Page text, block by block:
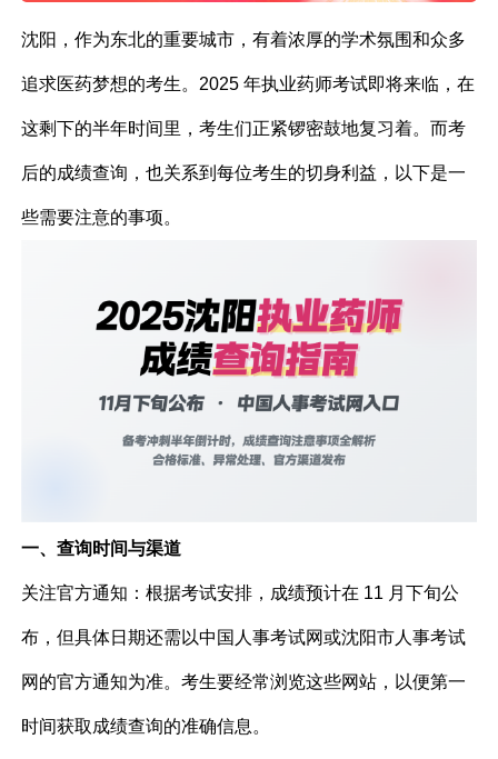
沈阳，作为东北的重要城市，有着浓厚的学术氛围和众多
追求医药梦想的考生。2025 年执业药师考试即将来临，在
这剩下的半年时间里，考生们正紧锣密鼓地复习着。而考
后的成绩查询，也关系到每位考生的切身利益，以下是一
些需要注意的事项。
一、查询时间与渠道
关注官方通知：根据考试安排，成绩预计在 11 月下旬公
布，但具体日期还需以中国人事考试网或沈阳市人事考试
网的官方通知为准。考生要经常浏览这些网站，以便第一
时间获取成绩查询的准确信息。